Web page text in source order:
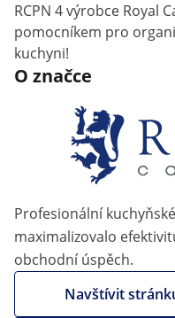
RCPN 4 výrobce Royal
pomocníkem pro
kuchyni!
O značce
Profesionální
maximalizovalo
obchodní úspěch.
Navštívit